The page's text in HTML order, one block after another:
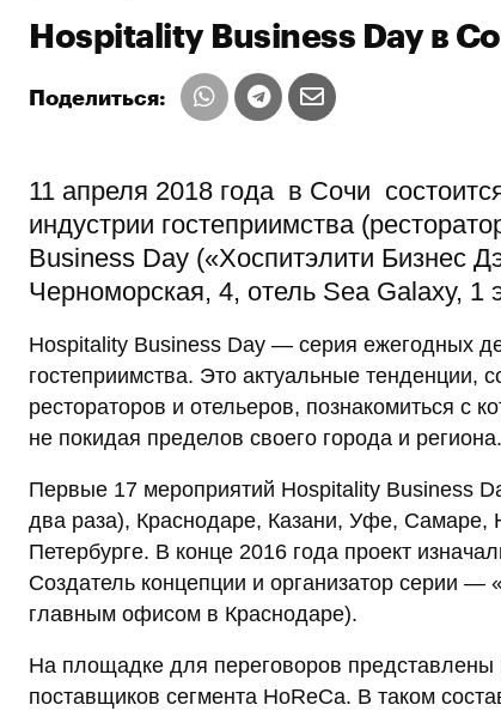
Hospitality Business Day в
Поделиться:
11 апреля 2018 года в Сочи
индустрии гостеприимства
Business Day («Хоспитэлити Бизнес
Черноморская, 4, отель Sea Galaxy, 1
Hospitality Business Day — серия ежегодных
гостеприимства. Это актуальные
рестораторов и отельеров, познакомиться
не покидая пределов своего города и
Первые 17 мероприятий Hospitality Business
два раза), Краснодаре, Казани, Уфе, Самаре,
Петербурге. В конце 2016 года проект
Создатель концепции и организатор серии —
главным офисом в Краснодаре).
На площадке для переговоров
поставщиков сегмента HoReCa. В таком